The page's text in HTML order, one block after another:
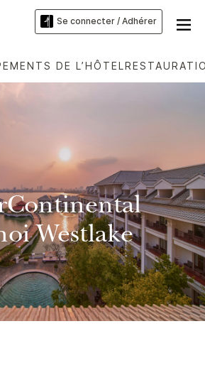
Se connecter / Adhérer
DE L’HÔTEL
Westlake